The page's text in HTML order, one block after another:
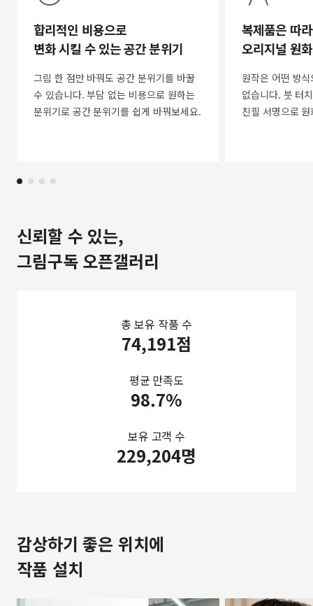
합리적인 비용으로
변화 시킬 수 있는 공간 분위기
그림 한 점만 바꿔도 공간 분위기를 바꿀
수 있습니다. 부담 없는 비용으로 원하는
분위기로 공간 분위기를 쉽게 바꿔보세요.
복제품은 따
오리지널 원
원작은 어떤 방
없습니다. 붓 터
친필 서명으로
신뢰할 수 있는,
그림구독 오픈갤러리
총 보유 작품 수
74,191점
평균 만족도
98.7%
보유 고객 수
229,204명
감상하기 좋은 위치에
작품 설치